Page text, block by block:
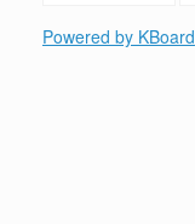
Powered by KBoard